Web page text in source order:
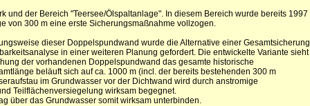
und der Bereich "Teersee/Ölspaltanlage". In diesem Bereich wurde bereits 1997
von 300 m eine erste Sicherungsmaßnahme vollzogen.
dieser Doppelspundwand wurde die Alternative einer Gesamtsicherung
in einer weiteren Planung gefordert. Die entwickelte Variante sieht
der vorhandenen Doppelspundwand das gesamte historische
beläuft sich auf ca. 1000 m (incl. der bereits bestehenden 300 m
im Grundwasser vor der Dichtwand wird durch anstromige
Teilflächenversiegelung wirksam begegnet.
über das Grundwasser somit wirksam unterbinden.